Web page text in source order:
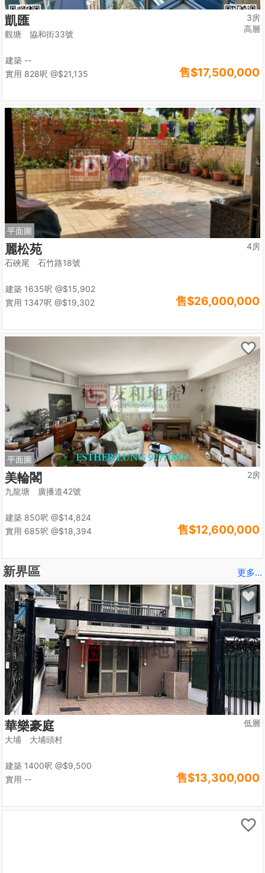
3房
高層
凱匯
觀塘 協和街33號
售$17,500,000
建築 --
實用 828呎 @$21,135
平面圖
4房
麗松苑
石硤尾 石竹路18號
售$26,000,000
建築 1635呎 @$15,902
實用 1347呎 @$19,302
平面圖
2房
美輪閣
九龍塘 廣播道42號
售$12,600,000
建築 850呎 @$14,824
實用 685呎 @$18,394
新界區 更多...
低層
華樂豪庭
大埔 大埔頭村
售$13,300,000
建築 1400呎 @$9,500
實用 --